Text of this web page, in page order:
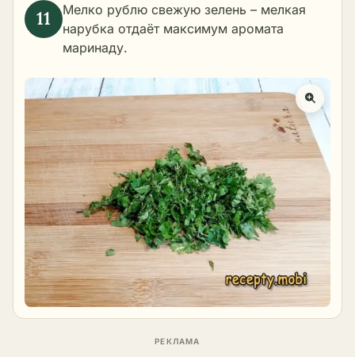
Мелко рублю свежую зелень – мелкая
нарубка отдаёт максимум аромата
маринаду.